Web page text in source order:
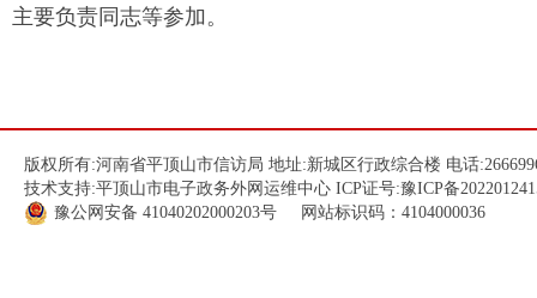
主要负责同志等参加。
版权所有:河南省平顶山市信访局 地址:新城区行政综合楼 电话
技术支持:平顶山市电子政务外网运维中心 ICP证号:豫ICP备
豫公网安备 41040202000203号 网站标识码：4104000036